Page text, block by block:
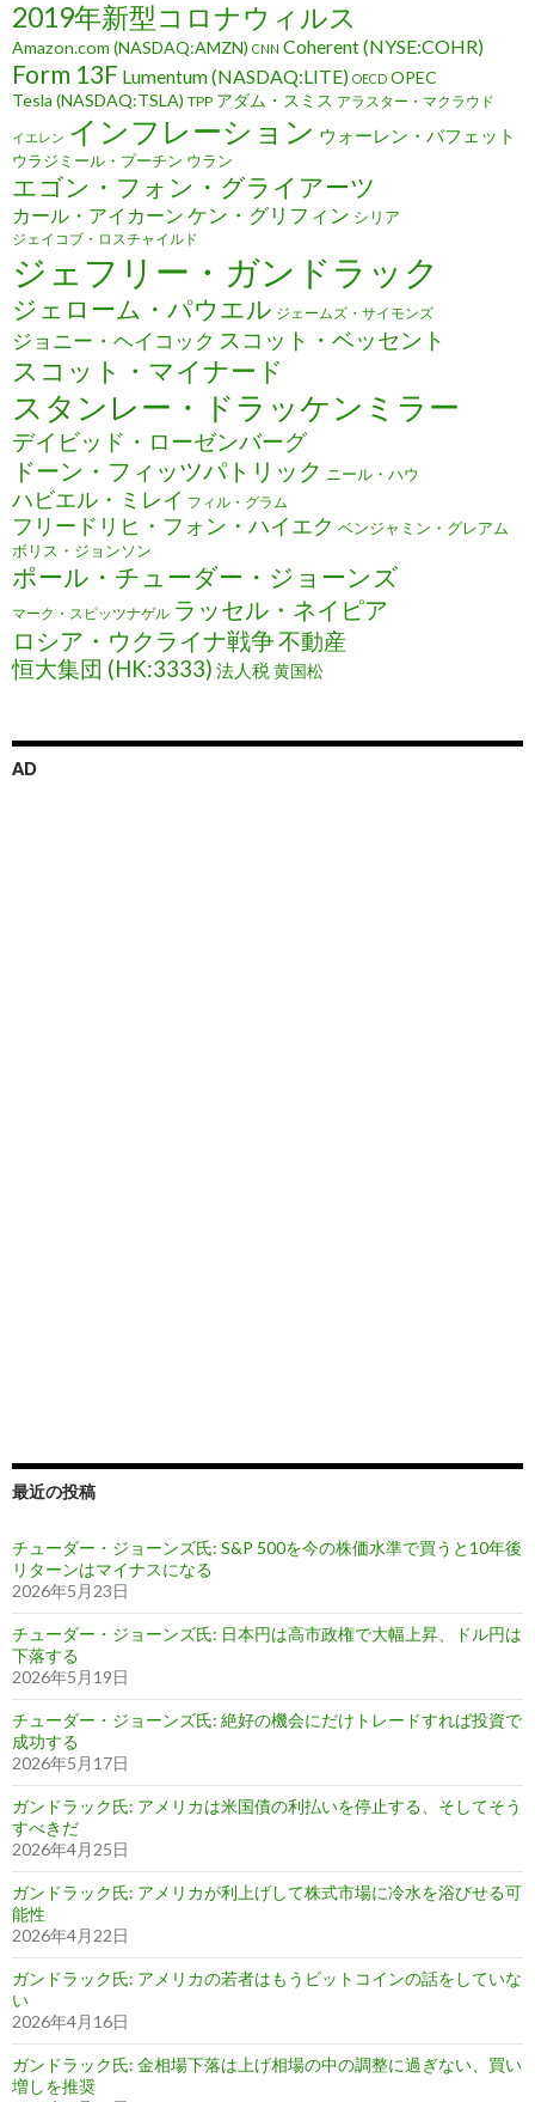
2019年新型コロナウィルス
Amazon.com (NASDAQ:AMZN) CNN Coherent (NYSE:COHR)
Form 13F Lumentum (NASDAQ:LITE) OECD OPEC
Tesla (NASDAQ:TSLA) TPP アダム・スミス アラスター・マクラウド
イエレン インフレーション ウォーレン・バフェット
ウラジミール・プーチン ウラン
エゴン・フォン・グライアーツ
カール・アイカーン ケン・グリフィン シリア
ジェイコブ・ロスチャイルド
ジェフリー・ガンドラック
ジェローム・パウエル ジェームズ・サイモンズ
ジョニー・ヘイコック スコット・ベッセント
スコット・マイナード
スタンレー・ドラッケンミラー
デイビッド・ローゼンバーグ
ドーン・フィッツパトリック ニール・ハウ
ハビエル・ミレイ フィル・グラム
フリードリヒ・フォン・ハイエク ベンジャミン・グレアム
ボリス・ジョンソン
ポール・チューダー・ジョーンズ
マーク・スピッツナゲル ラッセル・ネイピア
ロシア・ウクライナ戦争不動産
恒大集団 (HK:3333) 法人税黄国松
AD
最近の投稿
チューダー・ジョーンズ氏: S&P 500を今の株価水準で買うと10年後
リターンはマイナスになる
2026年5月23日
チューダー・ジョーンズ氏: 日本円は高市政権で大幅上昇、ドル円は
下落する
2026年5月19日
チューダー・ジョーンズ氏: 絶好の機会にだけトレードすれば投資で
成功する
2026年5月17日
ガンドラック氏: アメリカは米国債の利払いを停止する、そしてそう
すべきだ
2026年4月25日
ガンドラック氏: アメリカが利上げして株式市場に冷水を浴びせる可
能性
2026年4月22日
ガンドラック氏: アメリカの若者はもうビットコインの話をしていな
い
2026年4月16日
ガンドラック氏: 金相場下落は上げ相場の中の調整に過ぎない、買い
増しを推奨